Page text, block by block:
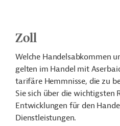
Zoll
Welche Handelsabkommen
gelten im Handel mit
tarifäre Hemmnisse, die zu
Sie sich über die wichtigsten
Entwicklungen für den
Dienstleistungen.